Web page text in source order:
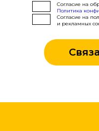
Согласие на
Политика
Согласие на
и рекламных